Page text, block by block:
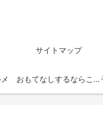
サイトマップ
おもてなしするならこの店